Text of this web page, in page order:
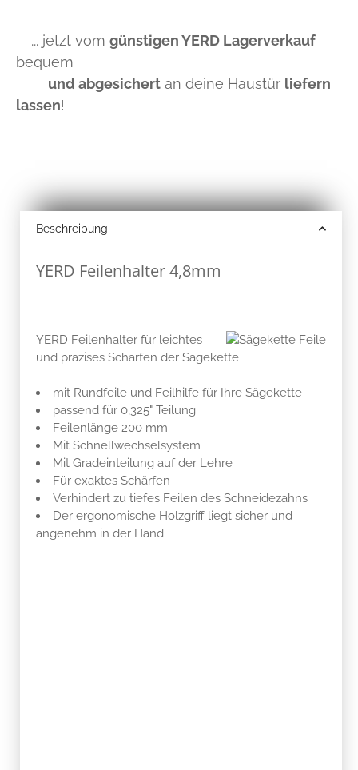
... jetzt vom günstigen YERD Lagerverkauf
bequem
und abgesichert an deine Haustür liefern
lassen!
Beschreibung
YERD Feilenhalter 4,8mm
YERD Feilenhalter für leichtes
und präzises Schärfen der Sägekette
mit Rundfeile und Feilhilfe für Ihre Sägekette
passend für 0,325" Teilung
Feilenlänge 200 mm
Mit Schnellwechselsystem
Mit Gradeinteilung auf der Lehre
Für exaktes Schärfen
Verhindert zu tiefes Feilen des Schneidezahns
Der ergonomische Holzgriff liegt sicher und
angenehm in der Hand